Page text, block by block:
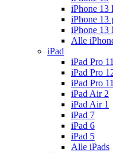
iPhone 13
iPhone 13
iPhone 13
Alle
iPad
iPad Pro
iPad Pro
iPad Pro
iPad Air 2
iPad Air 1
iPad 7
iPad 6
iPad 5
Alle iPads